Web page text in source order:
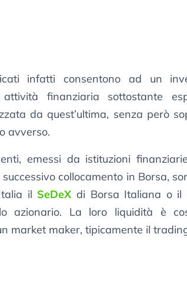
infatti consentono ad un
finanziaria sottostante
da quest’ultima, senza però
avverso.
emessi da istituzioni
collocamento in Borsa,
il SeDeX di Borsa Italiana o il
azionario. La loro liquidità è
market maker, tipicamente il